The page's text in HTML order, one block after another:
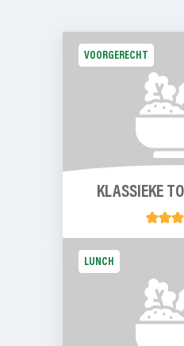
VOORGERECHT
KLASSIEKE
LUNCH